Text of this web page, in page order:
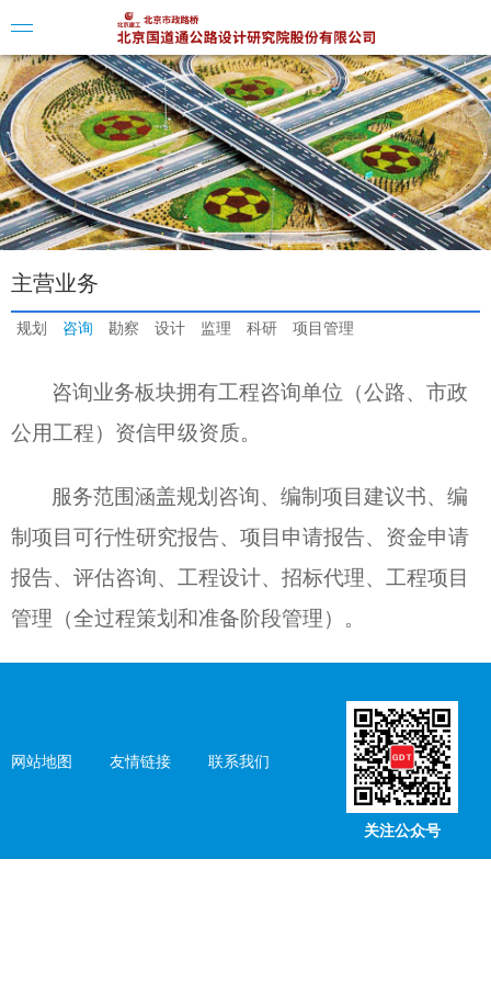
企业简
组织结
新闻中
咨询
勘察
设计
主营业务
规划 咨询 勘察 设计 监理 科研 项目管理
咨询业务板块拥有工程咨询单位（公路、市政
公用工程）资信甲级资质。
服务范围涵盖规划咨询、编制项目建议书、编
制项目可行性研究报告、项目申请报告、资金申请
报告、评估咨询、工程设计、招标代理、工程项目
管理（全过程策划和准备阶段管理） 。
网站地图 友情链接 联系我们
关注公众号